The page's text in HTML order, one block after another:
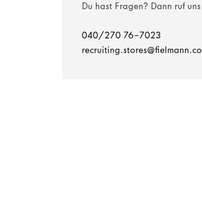
Du hast Fragen? Dann ruf
040/270 76-7023